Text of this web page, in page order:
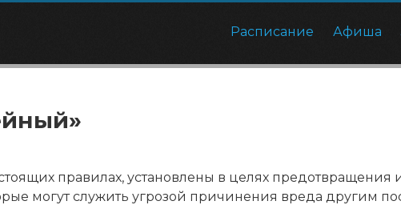
Расписание Афиша
правилах, установлены в целях
могут служить угрозой причинения вреда другим